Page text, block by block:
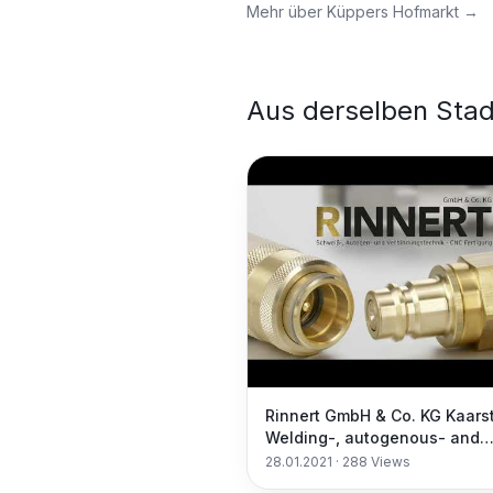
Mehr über Küppers Hofmarkt →
Aus derselben
Rinnert GmbH & Co. KG
Welding-, autogenous- and
connection technology
28.01.2021 · 288 Views